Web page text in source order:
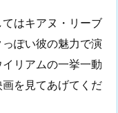
はキアヌ・リーブ
ぽい彼の魅力で演
リアムの一挙一動
を見てあげてくだ